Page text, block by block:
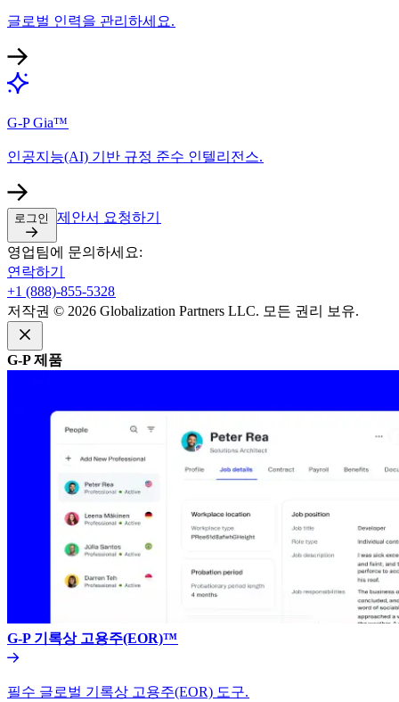
글로벌 인력을 관리하세요.​​
G-P Gia™​​
인공지능(AI) 기반 규정 준수 인텔리전스.​​
로그인​​ 제안서 요청하기​​
영업팀에 문의하세요:​​
연락하기​​
+1 (888)-855-5328​​
저작권 © 2026 Globalization Partners LLC. 모든 권리 보유.​​
G-P 제품​​
G-P 기록상 고용주(EOR)™​​
필수 글로벌 기록상 고용주(EOR) 도구.​​